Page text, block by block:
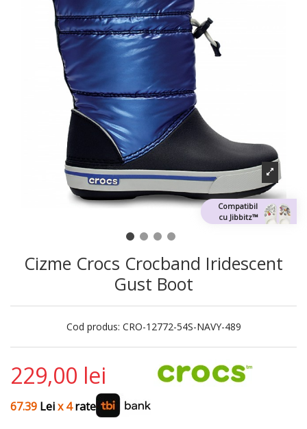
Compatibil
cu Jibbitz™
Cizme Crocs Crocband Iridescent
Gust Boot
Cod produs: CRO-12772-54S-NAVY-489
229,00 lei
67.39 Leix 4rate